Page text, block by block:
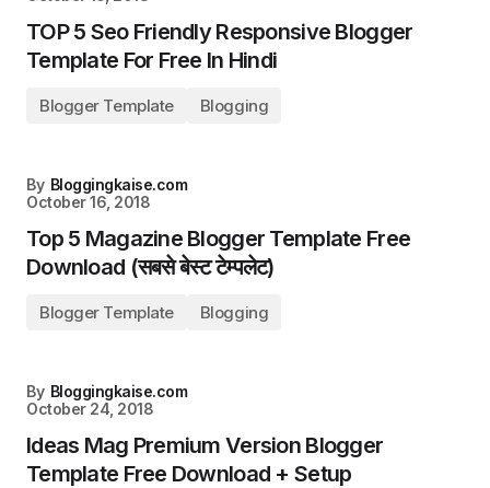
TOP 5 Seo Friendly Responsive Blogger
Template For Free In Hindi
Blogger Template Blogging
By Bloggingkaise.com
October 16, 2018
Top 5 Magazine Blogger Template Free
Download (सबसे बेस्ट टेम्पलेट)
Blogger Template Blogging
By Bloggingkaise.com
October 24, 2018
Ideas Mag Premium Version Blogger
Template Free Download + Setup